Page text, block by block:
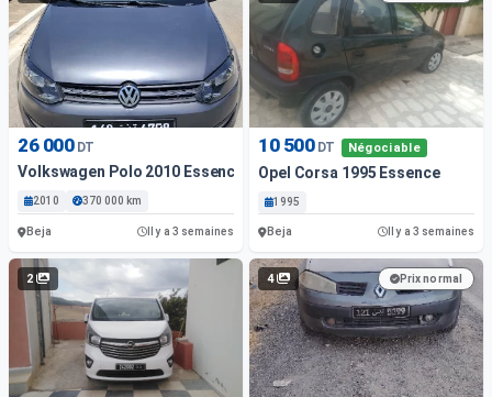
26 000 DT
Volkswagen Polo 2010 Essence
2010 370 000 km
Beja Il y a 3 semaines
10 500 DT Négociable
Opel Corsa 1995 Essence
1995
Beja Il y a 3 semaines
2 4 Prix normal